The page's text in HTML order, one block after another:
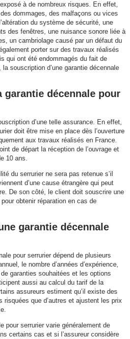
à de nombreux risques. En effet,
dommages, des malfaçons ou vices
du système de sécurité, une
des fenêtres, une nuisance sonore liée à
un cambriolage causé par un défaut du
porter sur des travaux réalisés
qui ont été endommagés du fait de
la souscription d’une garantie décennale
garantie décennale pour
d’une telle assurance. En effet,
doit être mise en place dès l’ouverture
aux travaux réalisés en France.
de départ la réception de l’ouvrage et
10 ans.
du serrurier ne sera pas retenue s’il
d’une cause étrangère qui peut
De son côté, le client doit souscrire une
obtenir réparation en cas de
garantie décennale
pour serrurier dépend de plusieurs
le nombre d’années d’expérience,
garanties souhaitées et les options
aussi au calcul du tarif de la
assureurs estiment qu’il existe des
que d’autres et ajustent les prix
pour serrurier varie généralement de
certains cas et si l’assureur considère